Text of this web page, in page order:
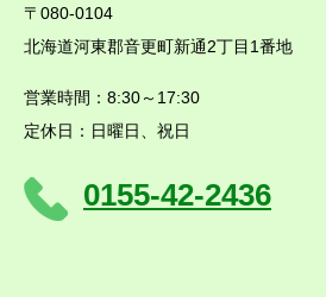
〒080-0104
北海道河東郡音更町新通2丁目1番地
営業時間：8:30～17:30
定休日：日曜日、祝日
0155-42-2436